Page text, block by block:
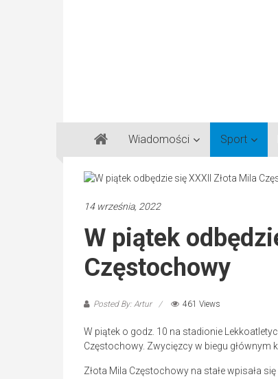
Gazeta
Regionalna
Częstochowa,
Lubliniec,
Wiadomości Sport
14 września, 2022
W piątek
Częstochowy
Posted By: Artur 461 Views
W piątek o godz. 10 na stadionie
Częstochowy. Zwycięzcy w biegu głównym
Złota Mila Częstochowy na stałe wpisała